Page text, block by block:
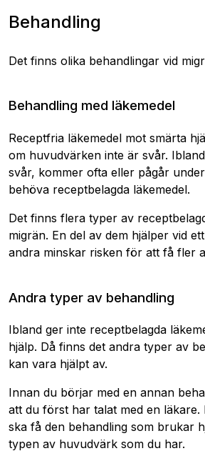
Behandling
Det finns olika behandlingar vid
Behandling med läkemedel
Receptfria läkemedel mot smärta
om huvudvärken inte är svår.
svår, kommer ofta eller pågår
behöva receptbelagda läkemedel.
Det finns flera typer av
migrän. En del av dem hjälper vid
andra minskar risken för att få fler
Andra typer av behandling
Ibland ger inte receptbelagda
hjälp. Då finns det andra typer av
kan vara hjälpt av.
Innan du börjar med en annan
att du först har talat med en
ska få den behandling som brukar
typen av huvudvärk som du har.